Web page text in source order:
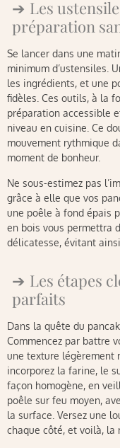
Les
préparation
Se lancer dans une
minimum d’ustensiles.
les ingrédients, et une
fidèles. Ces outils, à la
préparation accessible
niveau en cuisine. Ce
mouvement rythmique
moment de bonheur.
Ne sous-estimez pas
grâce à elle que vos
une poêle à fond épais
en bois vous permettra
délicatesse, évitant
Les étapes
parfaits
Dans la quête du
Commencez par battre
une texture légèrement
incorporez la farine, le
façon homogène, en
poêle sur feu moyen,
la surface. Versez une
chaque côté, et voilà, la